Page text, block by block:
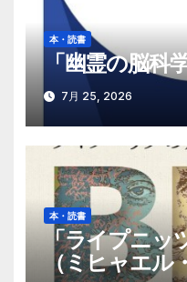
本・読書
「幽霊の脳科
7月 25, 2026
本・読書
「ライプニッ
（ミヒャエル